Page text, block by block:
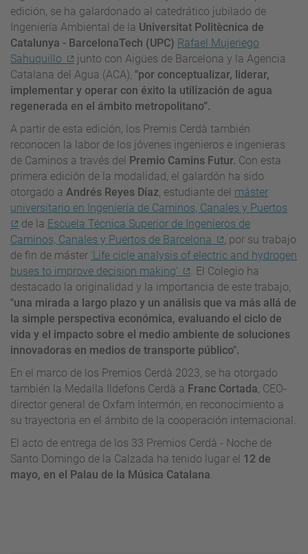
edición, se ha galardonado al catedrático jubilado de
Ingeniería Ambiental de la Universitat Politècnica de
Catalunya - BarcelonaTech (UPC) Rafael Mujeriego
Sahuquillo
junto con Aigües de Barcelona y la Agencia
Catalana del Agua (ACA), "por conceptualizar, liderar,
implementar y operar con éxito la utilización de agua
regenerada en el ámbito metropolitano”.
A partir de esta edición, los Premis Cerdà también
reconocen la labor de los jóvenes ingenieros e ingenieras
de Caminos a través del Premio Camins Futur. Con esta
primera edición de la modalidad, el galardón ha sido
otorgado a Andrés Reyes Díaz, estudiante del máster
universitario en Ingeniería de Caminos, Canales y Puertos
de la Escuela Técnica Superior de Ingenieros de
Caminos, Canales y Puertos de Barcelona
, por su trabajo
de fin de máster 'Life cicle analysis of electric and hydrogen
buses to improve decision making'
. El Colegio ha
destacado la originalidad y la importancia de este trabajo,
"una mirada a largo plazo y un análisis que va más allá de
la simple perspectiva económica, evaluando el ciclo de
vida y el impacto sobre el medio ambiente de soluciones
innovadoras en medios de transporte público".
En el marco de los Premios Cerdà 2023, se ha otorgado
también la Medalla Ildefons Cerdà a Franc Cortada, CEO-
director general de Oxfam Intermón, en reconocimiento a
su trayectoria en el ámbito de la cooperación internacional.
El acto de entrega de los 33 Premios Cerdà - Noche de
Santo Domingo de la Calzada ha tenido lugar el 12 de
mayo, en el Palau de la Música Catalana.